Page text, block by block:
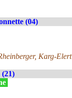
(04)
Karg-Elert
(21)